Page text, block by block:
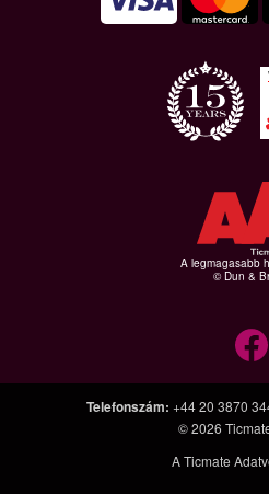
A legmagasabb
© Dun &
Telefonszám: +44 20 3870
© 2026
A Ticmate